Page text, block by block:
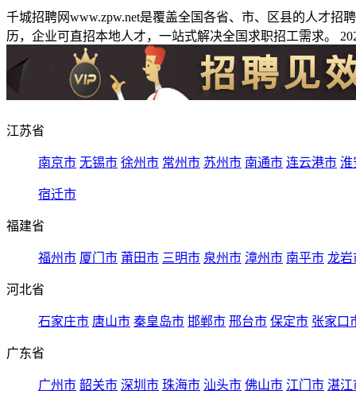
千城招聘网www.zpw.net是覆盖全国各省、市、区县的人才
历，企业可直招本地人才，一站式解决全国求职招工需求。
江苏省
南京市 无锡市 徐州市 常州市 苏州市 南通市 连云港市 淮
宿迁市
福建省
福州市 厦门市 莆田市 三明市 泉州市 漳州市 南平市 龙岩
河北省
石家庄市 唐山市 秦皇岛市 邯郸市 邢台市 保定市 张家口
广东省
广州市 韶关市 深圳市 珠海市 汕头市 佛山市 江门市 湛江